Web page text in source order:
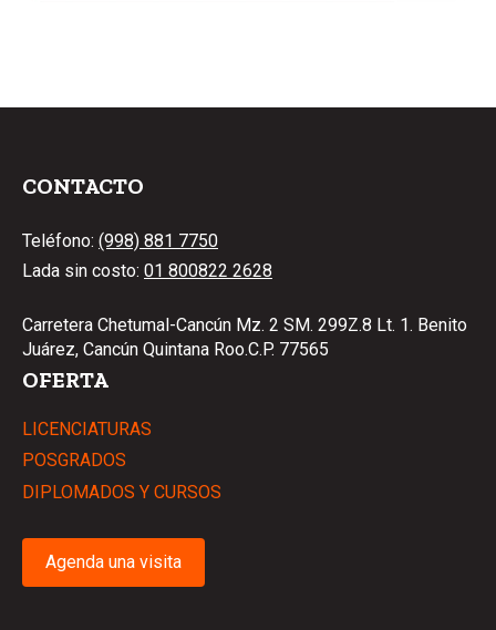
CONTACTO
Teléfono: (998) 881 7750
Lada sin costo: 01 800822 2628
Carretera Chetumal-Cancún Mz. 2 SM. 299Z.8 Lt. 1. Benito
Juárez, Cancún Quintana Roo.C.P. 77565
OFERTA
LICENCIATURAS
POSGRADOS
DIPLOMADOS Y CURSOS
Agenda una visita